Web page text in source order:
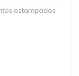
estampados